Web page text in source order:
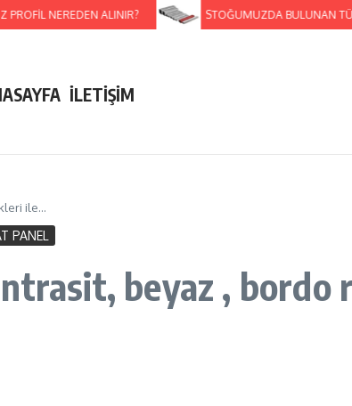
NEREDEN ALINIR? STOĞUMUZDA BULUNAN TÜM
İLETİŞİM
ile…
PANEL
beyaz ,